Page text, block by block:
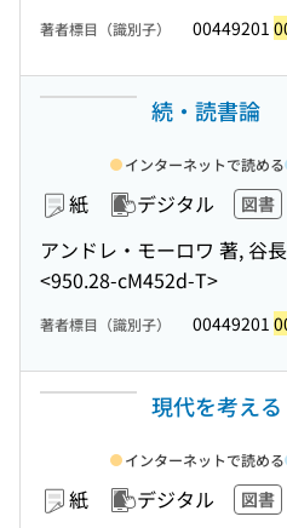
著者標目（識別子） 00449201
続・読書論
紙 デジタル 図書
アンドレ・モーロワ 著, 谷
<950.28-cM452d-T>
インターネットで読める
著者標目（識別子） 00449201
現代を考える
紙 デジタル 図書
インターネットで読める